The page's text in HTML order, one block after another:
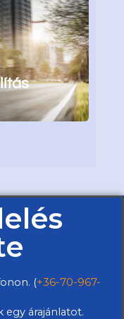
(+36-70-967-
egy árajánlatot.